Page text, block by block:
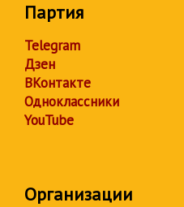
Партия
Telegram
Дзен
ВКонтакте
Одноклассники
YouTube
Организации